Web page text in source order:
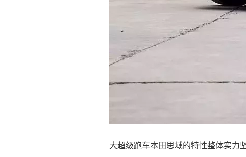
大超级跑车本田思域的特性整体实力